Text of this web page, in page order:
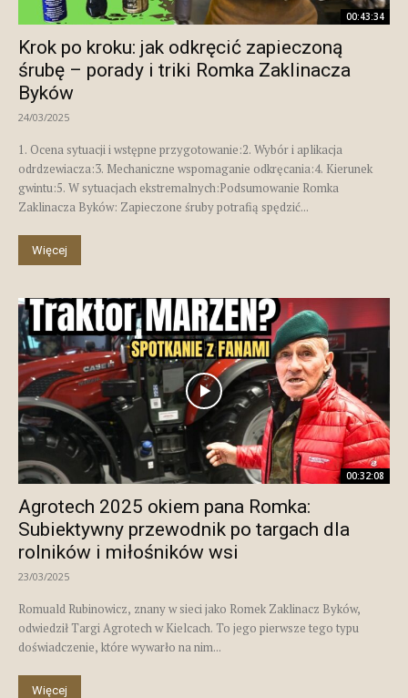
00:43:34
Krok po kroku: jak odkręcić zapieczoną
śrubę – porady i triki Romka Zaklinacza
Byków
24/03/2025
1. Ocena sytuacji i wstępne przygotowanie:2. Wybór i aplikacja
odrdzewiacza:3. Mechaniczne wspomaganie odkręcania:4. Kierunek
gwintu:5. W sytuacjach ekstremalnych:Podsumowanie Romka
Zaklinacza Byków: Zapieczone śruby potrafią spędzić...
Więcej
00:32:08
Agrotech 2025 okiem pana Romka:
Subiektywny przewodnik po targach dla
rolników i miłośników wsi
23/03/2025
Romuald Rubinowicz, znany w sieci jako Romek Zaklinacz Byków,
odwiedził Targi Agrotech w Kielcach. To jego pierwsze tego typu
doświadczenie, które wywarło na nim...
Więcej